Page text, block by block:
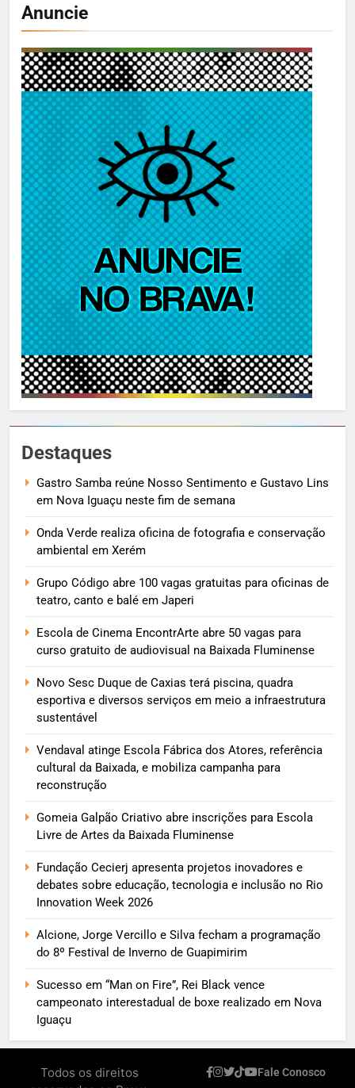
Anuncie
Destaques
Gastro Samba reúne Nosso Sentimento e Gustavo Lins
em Nova Iguaçu neste fim de semana
Onda Verde realiza oficina de fotografia e conservação
ambiental em Xerém
Grupo Código abre 100 vagas gratuitas para oficinas de
teatro, canto e balé em Japeri
Escola de Cinema EncontrArte abre 50 vagas para
curso gratuito de audiovisual na Baixada Fluminense
Novo Sesc Duque de Caxias terá piscina, quadra
esportiva e diversos serviços em meio a infraestrutura
sustentável
Vendaval atinge Escola Fábrica dos Atores, referência
cultural da Baixada, e mobiliza campanha para
reconstrução
Gomeia Galpão Criativo abre inscrições para Escola
Livre de Artes da Baixada Fluminense
Fundação Cecierj apresenta projetos inovadores e
debates sobre educação, tecnologia e inclusão no Rio
Innovation Week 2026
Alcione, Jorge Vercillo e Silva fecham a programação
do 8º Festival de Inverno de Guapimirim
Sucesso em “Man on Fire”, Rei Black vence
campeonato interestadual de boxe realizado em Nova
Iguaçu
Todos os direitos
Fale Conosco